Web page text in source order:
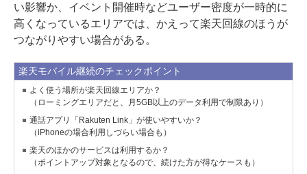
い影響か、イベント開催時などユーザー密度が一時的に
高くなっているエリアでは、かえって楽天回線のほうが
つながりやすい場合がある。
楽天モバイル継続のチェックポイント
よく使う場所が楽天回線エリアか？
（ローミングエリアだと、月5GB以上のデータ利用で制限あり）
通話アプリ「Rakuten Link」が使いやすいか？
（iPhoneの場合利用しづらい場合も）
楽天のほかのサービスは利用するか？
（ポイントアップ対象となるので、続けた方が得なケースも）